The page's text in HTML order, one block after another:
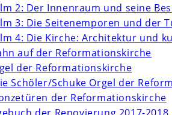
2: Der Innenraum und seine
3: Die Seitenemporen und der
4: Die Kirche: Architektur und
auf der Reformationskirche
der Reformationskirche
Schöler/Schuke Orgel der
der Reformationskirche